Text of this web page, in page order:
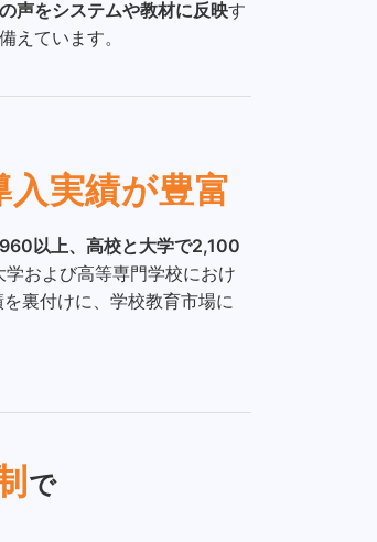
声をシステムや教材に反映す
えています。
入実績が豊富
以上、高校と大学で2,100
および高等専門学校におけ
裏付けに、学校教育市場に
で